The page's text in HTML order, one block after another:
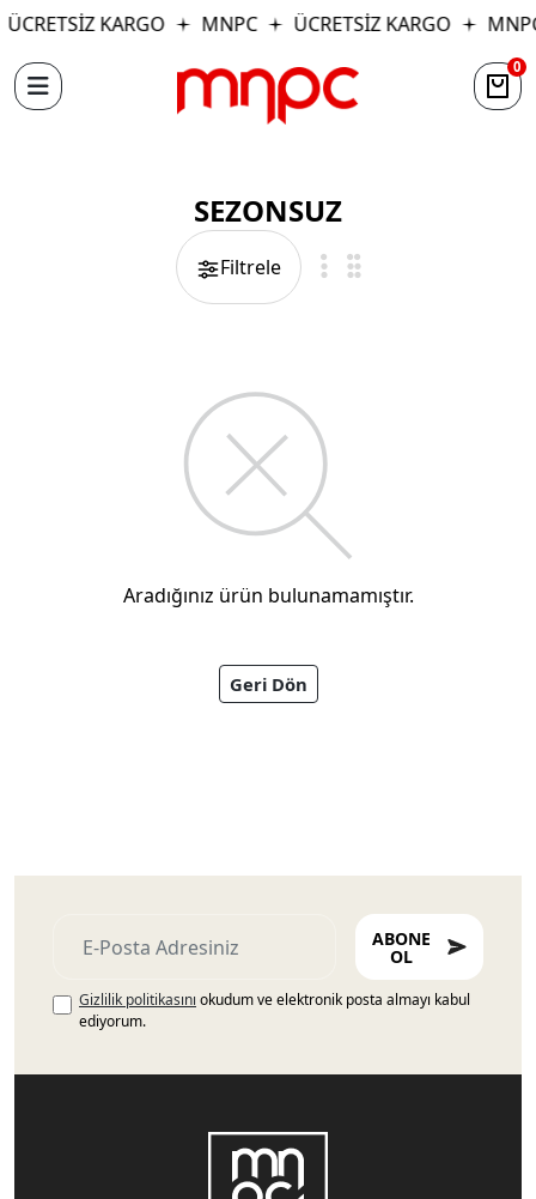
ÜCRETSİZ KARGO MNPC ÜCRETSİZ KARGO
0
SEZONSUZ
Filtrele
Aradığınız ürün bulunamamıştır.
Geri Dön
ABONE
OL
Gizlilik politikasını okudum ve elektronik posta almayı kabul
ediyorum.